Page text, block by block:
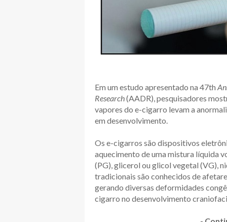
Em um estudo apresentado na 47th
Research(AADR), pesquisadores
vapores do e-cigarro levam a
em desenvolvimento.
Os e-cigarros são dispositivos
aquecimento de uma mistura líquida
(PG), glicerol ou glicol vegetal (VG),
tradicionais são conhecidos de
gerando diversas deformidades
cigarro no desenvolvimento